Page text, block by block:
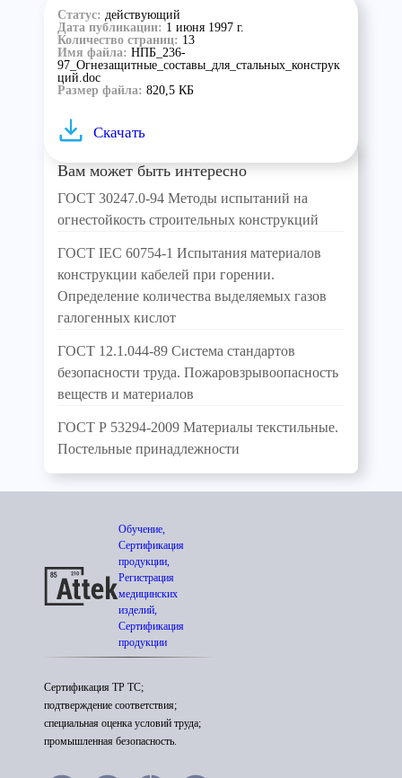
Статус: действующий
Дата публикации: 1 июня 1997 г.
Количество страниц: 13
Имя файла: НПБ_236-
97_Огнезащитные_составы_для_стальных_конструк
ций.doc
Размер файла: 820,5 КБ
Скачать
Вам может быть интересно
ГОСТ 30247.0-94 Методы испытаний на
огнестойкость строительных конструкций
ГОСТ IEC 60754-1 Испытания материалов
конструкции кабелей при горении.
Определение количества выделяемых газов
галогенных кислот
ГОСТ 12.1.044-89 Система стандартов
безопасности труда. Пожаровзрывоопасность
веществ и материалов
ГОСТ Р 53294-2009 Материалы текстильные.
Постельные принадлежности
Обучение,
Сертификация
продукции,
Регистрация
медицинских
изделий,
Сертификация
продукции
Сертификация ТР ТС;
подтверждение соответствия;
специальная оценка условий труда;
промышленная безопасность.